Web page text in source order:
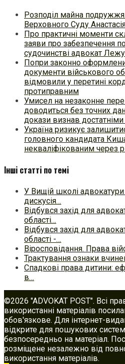
Розподіл майна
Верховного Суду
Про практичні моменти
заяви про забезпечення
судочинстві адвокат
Попри законно
документи військового
відмовили у перетині
протиправним
Умисел на незаконне
доводиться без точних
докази визнав
Україна ризикує
головного кандидата
некваліфікованим через
Інші статті по темі
У Вищій школі
дискусія…
Відбувся захід для
області…
Відбувся захід для
області -…
Віросповідання. Права
Трактування ознаки
Спадкові права дитини:
в…
©2026 "ADVOKAT POST". Всі
використанні матеріалів
обов'язкове. Для інтернет-
відкрите для пошукових
безпосередньо на матеріал.
розміщене незалежно від
використання матеріалів.